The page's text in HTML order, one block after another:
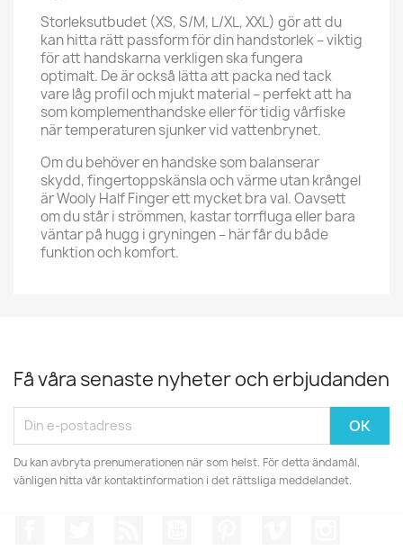
Storleksutbudet (XS, S/M, L/XL, XXL) gör att du
kan hitta rätt passform för din handstorlek – viktig
för att handskarna verkligen ska fungera
optimalt. De är också lätta att packa ned tack
vare låg profil och mjukt material – perfekt att ha
som komplementhandske eller för tidig vårfiske
när temperaturen sjunker vid vattenbrynet.
Om du behö­ver en handske som balanserar
skydd, fingertoppskänsla och värme utan krångel
är Wooly Half Finger ett mycket bra val. Oavsett
om du står i strömmen, kastar torrfluga eller bara
väntar på hugg i gryningen – här får du både
funktion och komfort.
Få våra senaste nyheter och erbjudanden
Du kan avbryta prenumerationen när som helst. För detta ändamål,
vänligen hitta vår kontaktinformation i det rättsliga meddelandet.